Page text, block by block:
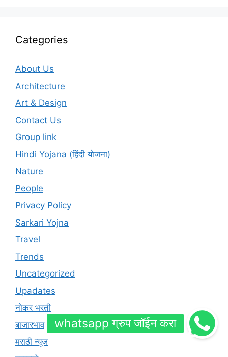
Categories
About Us
Architecture
Art & Design
Contact Us
Group link
Hindi Yojana (हिंदी योजना)
Nature
People
Privacy Policy
Sarkari Yojna
Travel
Trends
Uncategorized
Upadates
नोकर भरती
बाजारभाव
मराठी न्यूज